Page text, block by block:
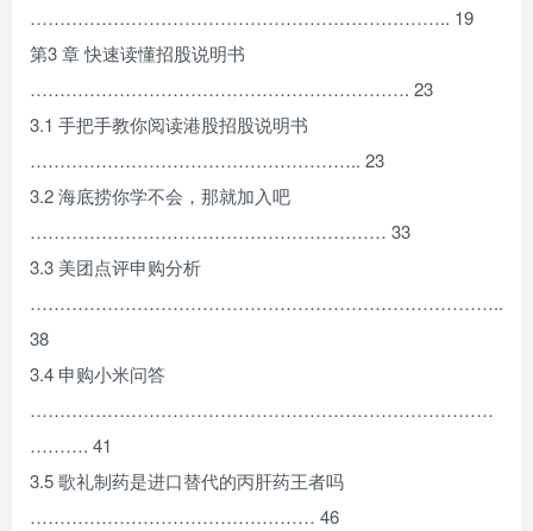
…………………………………………………………….. 19
第3 章 快速读懂招股说明书
………………………………………………………. 23
3.1 手把手教你阅读港股招股说明书
……………………………………………….. 23
3.2 海底捞你学不会，那就加入吧
…………………………………………………… 33
3.3 美团点评申购分析
……………………………………………………………………..
38
3.4 申购小米问答
……………………………………………………………………
………. 41
3.5 歌礼制药是进口替代的丙肝药王者吗
………………………………………… 46